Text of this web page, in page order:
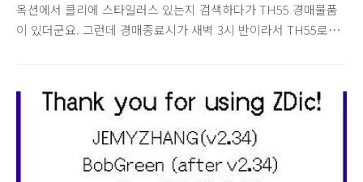
옥션에서 클리에 스타일러스 있는지 검색하다가 TH55 경매물품
이 있더군요. 그런데 경매종료시가 새벽 3시 반이라서 TH55로
다. 운 좋게 낙찰되어서 입금하고 보니 판매자분 지역이 저희 학
교 근처더군요. 그래서 연락드려서 저희 학교 안에서 직거래로 바
로 수령했습니다. 현재 제가 사용하고 있는 것보다 더 상태좋고
구성품도 다양하네요. "일찍 일어난 새가 벌레를 많이 잡는다"는
말이 있듯이 일찍 일어난 보람이 있었습니다.